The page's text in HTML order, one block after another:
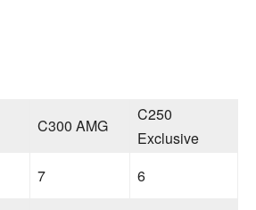
C300 AMG
C250
Exclusive
7 6